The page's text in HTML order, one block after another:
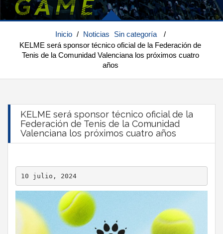
Inicio / Noticias Sin categoría
/
KELME será sponsor técnico oficial de la Federación de
Tenis de la Comunidad Valenciana los próximos cuatro
años
KELME será sponsor técnico oficial de la
Federación de Tenis de la Comunidad
Valenciana los próximos cuatro años
10 julio, 2024